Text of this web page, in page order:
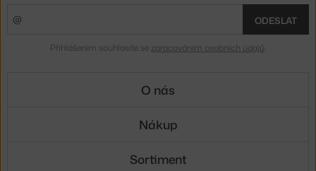
ODESLAT
Přihlášením souhlasíte se zpracováním osobních údajů
O nás
Nákup
Sortiment